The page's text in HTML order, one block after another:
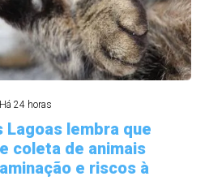
Há 24 horas
lembra que
coleta de animais
e riscos à